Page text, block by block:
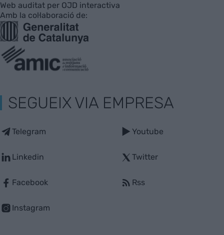
Web auditat per OJD interactiva
Amb la col·laboració de:
SEGUEIX VIA EMPRESA
Telegram
Linkedin
Facebook
Instagram
Youtube
Twitter
Rss